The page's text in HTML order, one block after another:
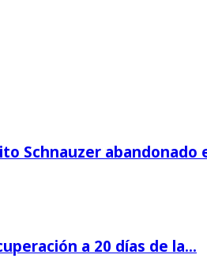
Schnauzer abandonado
a 20 días de la…